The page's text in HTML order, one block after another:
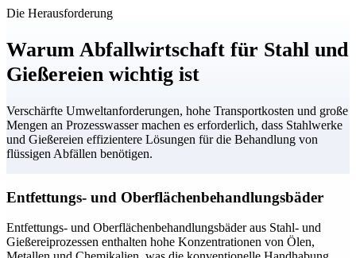
Die Herausforderung
Warum Abfallwirtschaft für Stahl und
Gießereien wichtig ist
Verschärfte Umweltanforderungen, hohe Transportkosten und große
Mengen an Prozesswasser machen es erforderlich, dass Stahlwerke
und Gießereien effizientere Lösungen für die Behandlung von
flüssigen Abfällen benötigen.
Entfettungs- und Oberflächenbehandlungsbäder
Entfettungs- und Oberflächenbehandlungsbäder aus Stahl- und
Gießereiprozessen enthalten hohe Konzentrationen von Ölen,